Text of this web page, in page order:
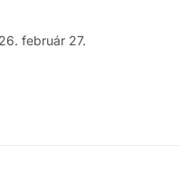
február 27.